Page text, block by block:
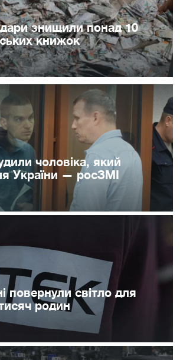
знищили понад 10
книжок
чоловіка, який
України — росЗМІ
повернули світло для
родин